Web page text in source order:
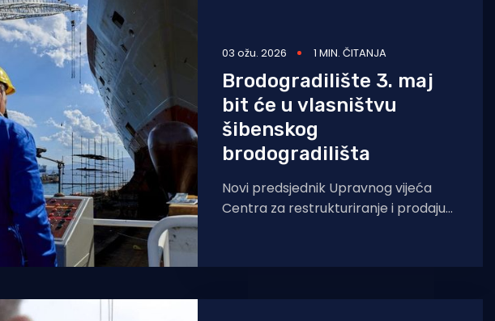
03 ožu. 2026 1 MIN. ČITANJA
Brodogradilište 3. maj
bit će u vlasništvu
šibenskog
brodogradilišta
Novi predsjednik Upravnog vijeća
Centra za restrukturiranje i prodaju